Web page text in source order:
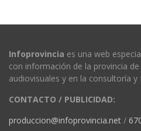
Infoprovincia es una web
con información de la provincia
audiovisuales y en la consultoría
CONTACTO / PUBLICIDAD:
produccion@infoprovincia.net /